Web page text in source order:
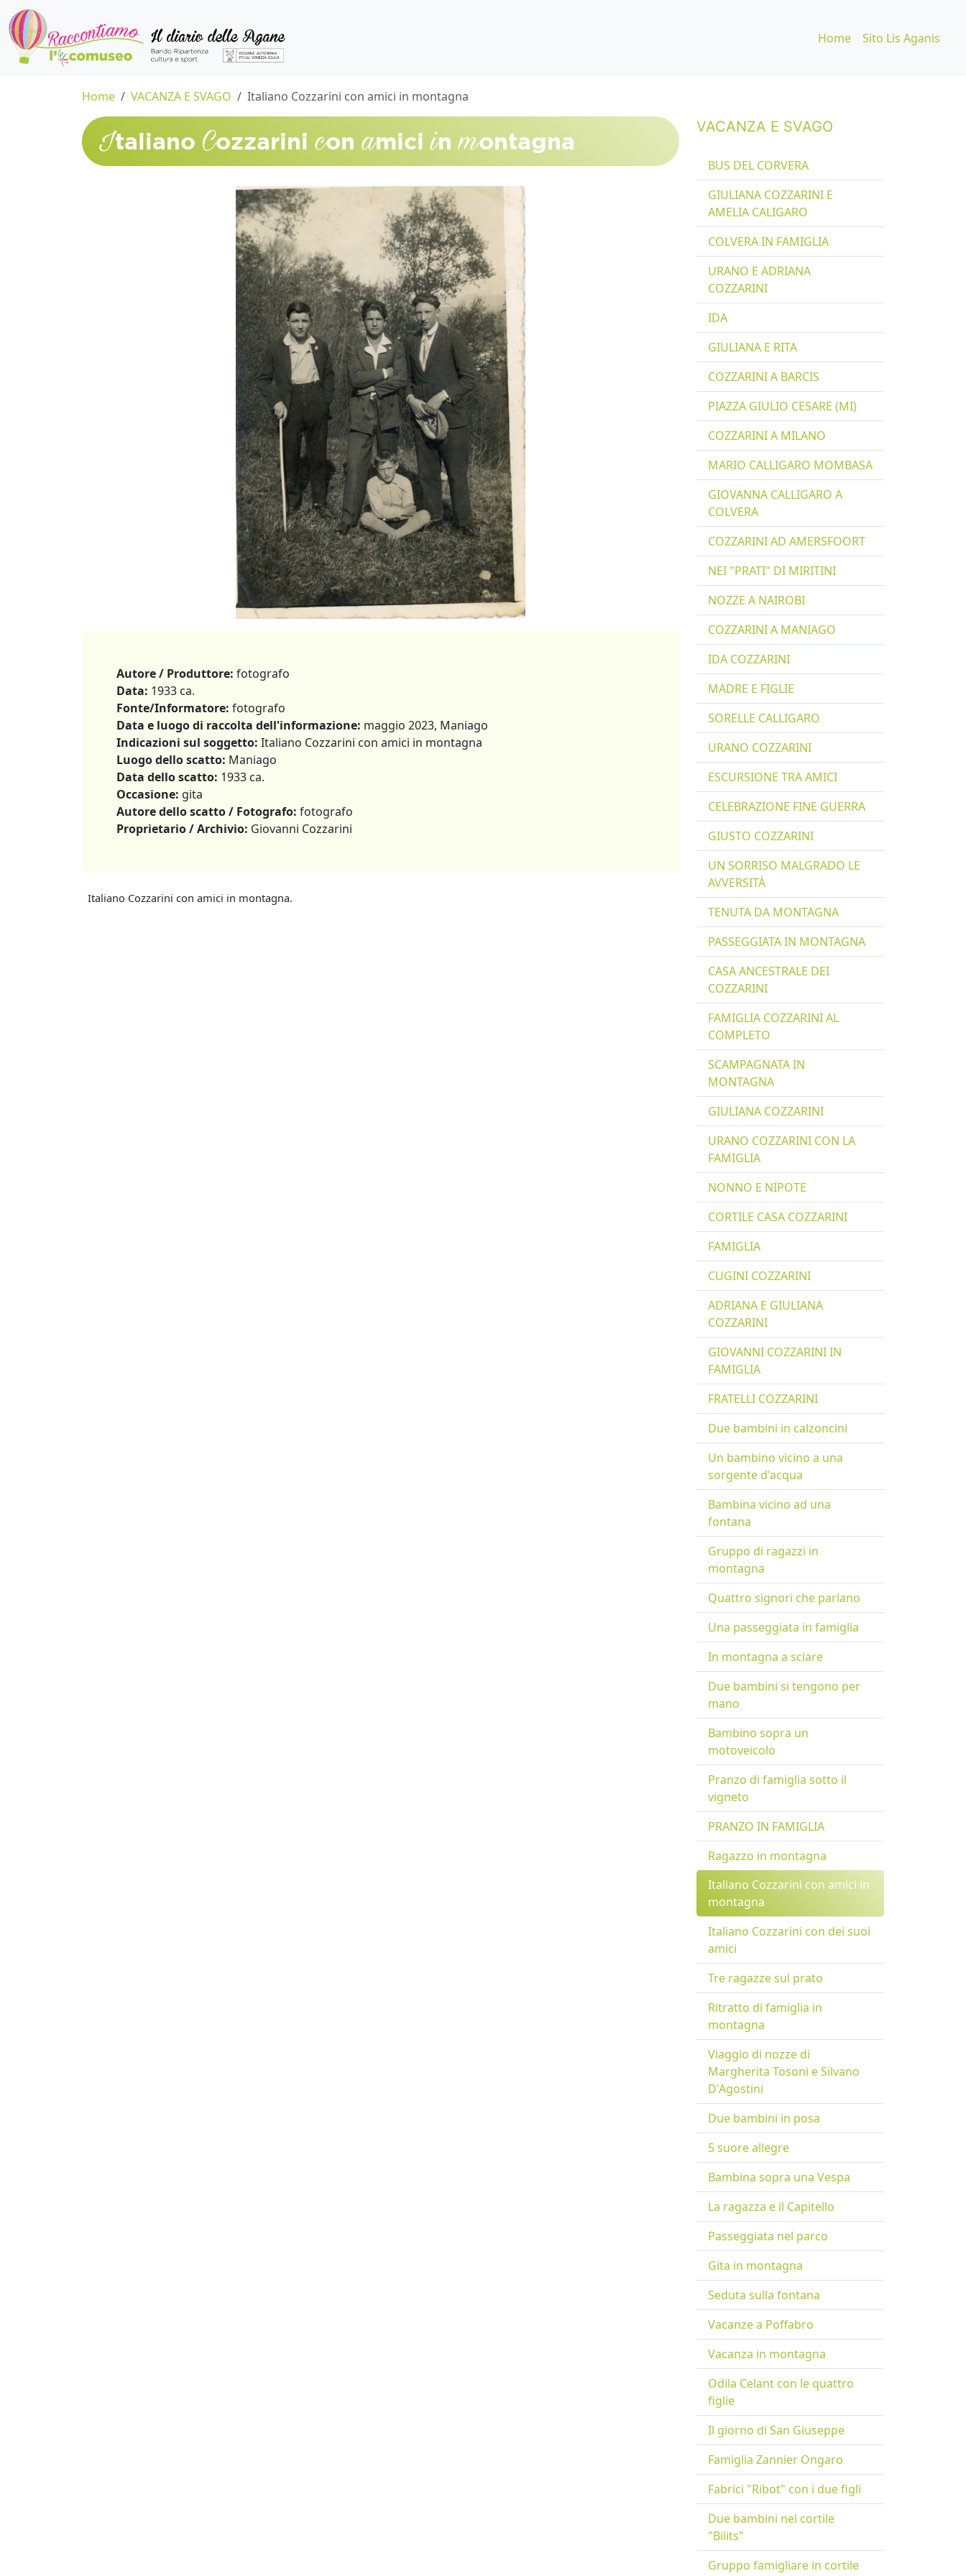
Home Sito Lis Aganis
Home VACANZA E SVAGO Italiano Cozzarini con amici in montagna
Italiano Cozzariniconamiciinmontagna
Autore / Produttore: fotografo
Data: 1933 ca.
Fonte/Informatore: fotografo
Data e luogo di raccolta dell'informazione: maggio 2023, Maniago
Indicazioni sul soggetto: Italiano Cozzarini con amici in montagna
Luogo dello scatto: Maniago
Data dello scatto: 1933 ca.
Occasione: gita
Autore dello scatto / Fotografo: fotografo
Proprietario / Archivio: Giovanni Cozzarini
Italiano Cozzarini con amici in montagna.
VACANZA E SVAGO
BUS DEL CORVERA
GIULIANA COZZARINI E
AMELIA CALIGARO
COLVERA IN FAMIGLIA
URANO E ADRIANA
COZZARINI
IDA
GIULIANA E RITA
COZZARINI A BARCIS
PIAZZA GIULIO CESARE (MI)
COZZARINI A MILANO
MARIO CALLIGARO MOMBASA
GIOVANNA CALLIGARO A
COLVERA
COZZARINI AD AMERSFOORT
NEI "PRATI" DI MIRITINI
NOZZE A NAIROBI
COZZARINI A MANIAGO
IDA COZZARINI
MADRE E FIGLIE
SORELLE CALLIGARO
URANO COZZARINI
ESCURSIONE TRA AMICI
CELEBRAZIONE FINE GUERRA
GIUSTO COZZARINI
UN SORRISO MALGRADO LE
AVVERSITÀ
TENUTA DA MONTAGNA
PASSEGGIATA IN MONTAGNA
CASA ANCESTRALE DEI
COZZARINI
FAMIGLIA COZZARINI AL
COMPLETO
SCAMPAGNATA IN
MONTAGNA
GIULIANA COZZARINI
URANO COZZARINI CON LA
FAMIGLIA
NONNO E NIPOTE
CORTILE CASA COZZARINI
FAMIGLIA
CUGINI COZZARINI
ADRIANA E GIULIANA
COZZARINI
GIOVANNI COZZARINI IN
FAMIGLIA
FRATELLI COZZARINI
Due bambini in calzoncini
Un bambino vicino a una
sorgente d'acqua
Bambina vicino ad una
fontana
Gruppo di ragazzi in
montagna
Quattro signori che parlano
Una passeggiata in famiglia
In montagna a sciare
Due bambini si tengono per
mano
Bambino sopra un
motoveicolo
Pranzo di famiglia sotto il
vigneto
PRANZO IN FAMIGLIA
Ragazzo in montagna
Italiano Cozzarini con amici in
montagna
Italiano Cozzarini con dei suoi
amici
Tre ragazze sul prato
Ritratto di famiglia in
montagna
Viaggio di nozze di
Margherita Tosoni e Silvano
D'Agostini
Due bambini in posa
5 suore allegre
Bambina sopra una Vespa
La ragazza e il Capitello
Passeggiata nel parco
Gita in montagna
Seduta sulla fontana
Vacanze a Poffabro
Vacanza in montagna
Odila Celant con le quattro
figlie
Il giorno di San Giuseppe
Famiglia Zannier Ongaro
Fabrici "Ribot" con i due figli
Due bambini nel cortile
"Bilits"
Gruppo famigliare in cortile